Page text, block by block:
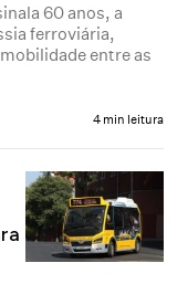
60 anos, a
ferroviária,
entre as
4 min leitura